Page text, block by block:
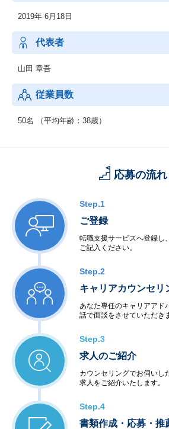
同社は、顧客の課題に寄り添いながら、世
ボティクスソリューションを初期導入費用
ョン型で提供しています。
株主である三井物産のグローバルネットワ
ト調達力や物流子会社の知見、
ットワークを活用し、事業をスケールして
2019年 6月18日
代表者
山田 章吾
従業員数
50名 （平均年齢：38歳）
応募の流れ
Step.1
ご登録
転職支援サービスへ登録し
ご記入ください。
Step.2
キャリアカウンセリ
あなた専任のキャリアアド
話で面談をさせていただき
Step.3
求人のご紹介
カウンセリングでお伺いし
求人をご紹介いたします。
Step.4
書類作成・応募・推